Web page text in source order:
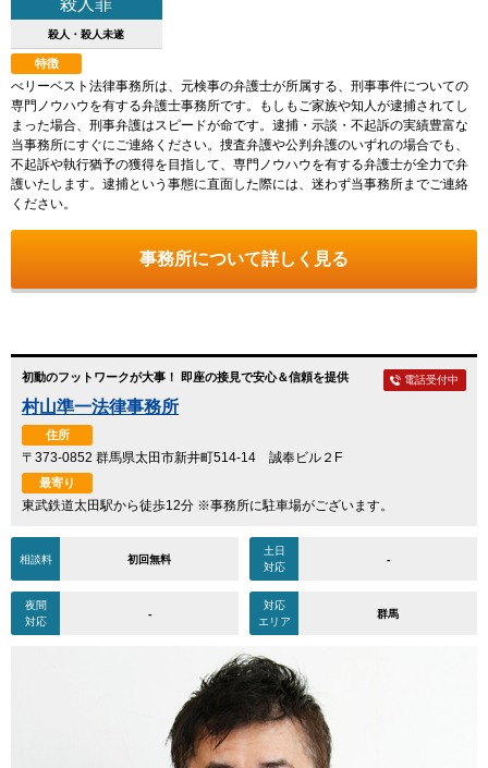
殺人罪
殺人・殺人未遂
特徴
べリーベスト法律事務所は、元検事の弁護士が所属する、刑事事件についての
専門ノウハウを有する弁護士事務所です。もしもご家族や知人が逮捕されてし
まった場合、刑事弁護はスピードが命です。逮捕・示談・不起訴の実績豊富な
当事務所にすぐにご連絡ください。捜査弁護や公判弁護のいずれの場合でも、
不起訴や執行猶予の獲得を目指して、専門ノウハウを有する弁護士が全力で弁
護いたします。逮捕という事態に直面した際には、迷わず当事務所までご連絡
ください。
事務所について詳しく見る
初動のフットワークが大事！ 即座の接見で安心＆信頼を提供
村山準一法律事務所
住所
〒373-0852 群馬県太田市新井町514-14 誠奉ビル２F
最寄り
東武鉄道太田駅から徒歩12分 ※事務所に駐車場がございます。
電話受付中
相談料 初回無料
土日
対応
-
夜間
対応
-
対応
エリア
群馬